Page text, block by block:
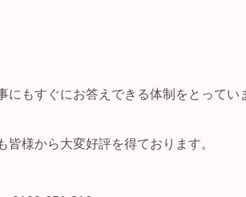
もすぐにお答えできる体制をとってい
様から大変好評を得ております。